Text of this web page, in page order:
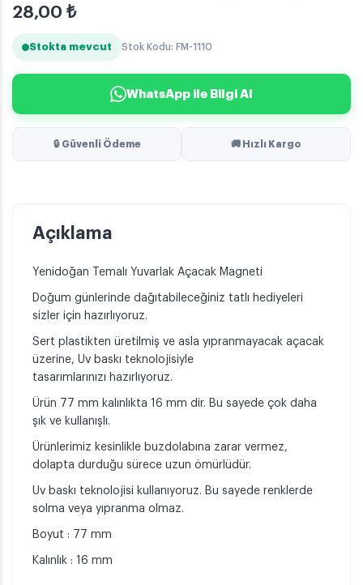
28,00 ₺
Stokta mevcut Stok Kodu: FM-1110
WhatsApp ile Bilgi Al
🔒 Güvenli Ödeme 🚚 Hızlı Kargo
Açıklama
Yenidoğan Temalı Yuvarlak Açacak Magneti
Doğum günlerinde dağıtabileceğiniz tatlı hediyeleri
sizler için hazırlıyoruz.
Sert plastikten üretilmiş ve asla yıpranmayacak açacak
üzerine, Uv baskı teknolojisiyle
tasarımlarınızı hazırlıyoruz.
Ürün 77 mm kalınlıkta 16 mm dir. Bu sayede çok daha
şık ve kullanışlı.
Ürünlerimiz kesinlikle buzdolabına zarar vermez,
dolapta durduğu sürece uzun ömürlüdür.
Uv baskı teknolojisi kullanıyoruz. Bu sayede renklerde
solma veya yıpranma olmaz.
Boyut : 77 mm
Kalınlık : 16 mm